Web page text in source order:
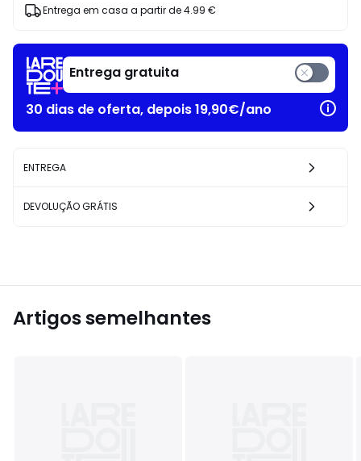
Entrega em casa a partir de4.99 €
Entrega gratuita
30 dias de oferta, depois 19,90€/ano
ENTREGA
DEVOLUÇÃO GRÁTIS
Artigos semelhantes